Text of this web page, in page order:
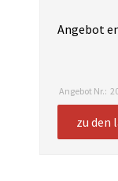
Angebot
Angebot Nr.:
zu den